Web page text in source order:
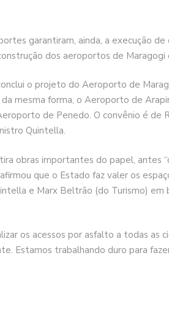
garantiram, ainda, a execução de
dos aeroportos de Maragogi
o projeto do Aeroporto de
mesma forma, o Aeroporto de
de Penedo. O convênio é de
Quintella.
obras importantes do papel, antes
que o Estado faz valer os
e Marx Beltrão (do Turismo) em
os acessos por asfalto a todas as
Estamos trabalhando duro para